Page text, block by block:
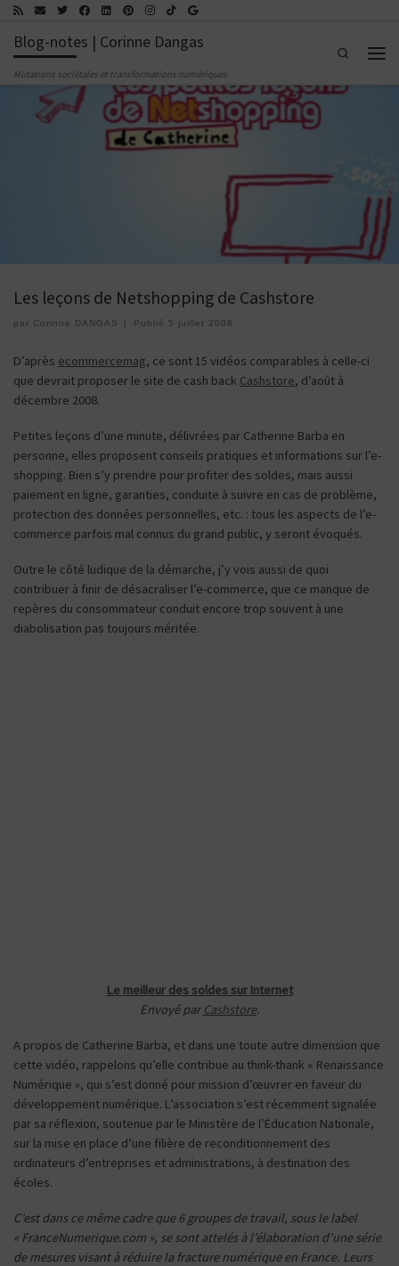
Blog-notes | Corinne Dangas
Mutations sociétales et transformations numériques
Search
Les leçons de Netshopping de Cashstore
par Corinne DANGAS | Publié 5 juillet 2008
D’après ecommercemag, ce sont 15 vidéos comparables à celle-ci
que devrait proposer le site de cash back Cashstore, d’août à
décembre 2008.
Petites leçons d’une minute, délivrées par Catherine Barba en
personne, elles proposent conseils pratiques et informations sur l’e-
shopping. Bien s’y prendre pour profiter des soldes, mais aussi
paiement en ligne, garanties, conduite à suivre en cas de problème,
protection des données personnelles, etc. : tous les aspects de l’e-
commerce parfois mal connus du grand public, y seront évoqués.
Outre le côté ludique de la démarche, j’y vois aussi de quoi
contribuer à finir de désacraliser l’e-commerce, que ce manque de
repères du consommateur conduit encore trop souvent à une
diabolisation pas toujours méritée.
Le meilleur des soldes sur Internet
Envoyé parCashstore.
A propos de Catherine Barba, et dans une toute autre dimension que
cette vidéo, rappelons qu’elle contribue au think-thank « Renaissance
Numérique », qui s’est donné pour mission d’œuvrer en faveur du
développement numérique. L’association s’est récemment signalée
par sa réflexion, soutenue par le Ministère de l’Éducation Nationale,
sur la mise en place d’une filière de reconditionnement des
ordinateurs d’entreprises et administrations, à destination des
écoles.
C’est dans ce même cadre que 6 groupes de travail, sous le label
« FranceNumerique.com », se sont attelés à l’élaboration d’une série
de mesures visant à réduire la fracture numérique en France. Leurs